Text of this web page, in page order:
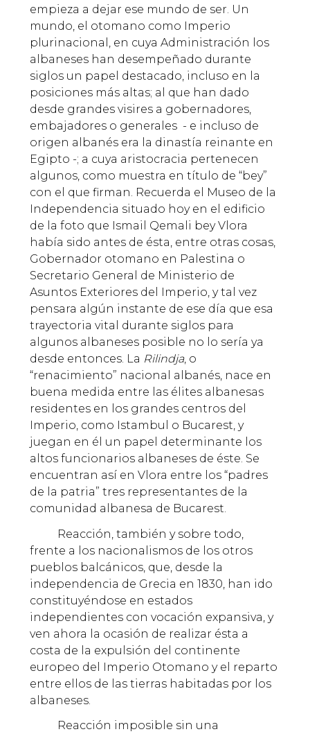
empieza a dejar ese mundo de ser. Un
mundo, el otomano como Imperio
plurinacional, en cuya Administración los
albaneses han desempeñado durante
siglos un papel destacado, incluso en la
posiciones más altas; al que han dado
desde grandes visires a gobernadores,
embajadores o generales - e incluso de
origen albanés era la dinastía reinante en
Egipto -; a cuya aristocracia pertenecen
algunos, como muestra en título de “bey”
con el que firman. Recuerda el Museo de la
Independencia situado hoy en el edificio
de la foto que Ismail Qemali bey Vlora
había sido antes de ésta, entre otras cosas,
Gobernador otomano en Palestina o
Secretario General de Ministerio de
Asuntos Exteriores del Imperio, y tal vez
pensara algún instante de ese día que esa
trayectoria vital durante siglos para
algunos albaneses posible no lo sería ya
desde entonces. La Rilindja, o
“renacimiento” nacional albanés, nace en
buena medida entre las élites albanesas
residentes en los grandes centros del
Imperio, como Istambul o Bucarest, y
juegan en él un papel determinante los
altos funcionarios albaneses de éste. Se
encuentran así en Vlora entre los “padres
de la patria” tres representantes de la
comunidad albanesa de Bucarest.
Reacción, también y sobre todo,
frente a los nacionalismos de los otros
pueblos balcánicos, que, desde la
independencia de Grecia en 1830, han ido
constituyéndose en estados
independientes con vocación expansiva, y
ven ahora la ocasión de realizar ésta a
costa de la expulsión del continente
europeo del Imperio Otomano y el reparto
entre ellos de las tierras habitadas por los
albaneses.
Reacción imposible sin una